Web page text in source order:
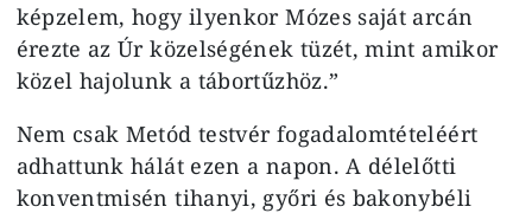
képzelem, hogy ilyenkor Mózes saját arcán
érezte az Úr közelségének tüzét, mint amikor
közel hajolunk a tábortűzhöz.”
Nem csak Metód testvér fogadalomtételéért
adhattunk hálát ezen a napon. A délelőtti
konventmisén tihanyi, győri és bakonybéli